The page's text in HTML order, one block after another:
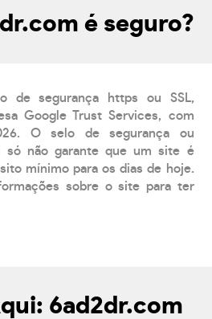
é seguro?
de segurança https ou SSL,
Google Trust Services, com
O selo de segurança ou
só não garante que um site é
mínimo para os dias de hoje.
sobre o site para ter
6ad2dr.com